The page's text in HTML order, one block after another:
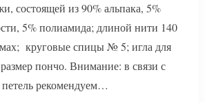
состоящей из 90% альпака, 5%
5% полиамида; длиной нити 140
круговые спицы № 5; игла для
пончо. Внимание: в связи с
рекомендуем…